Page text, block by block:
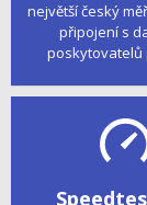
největší český
připojení s
poskytovatelů